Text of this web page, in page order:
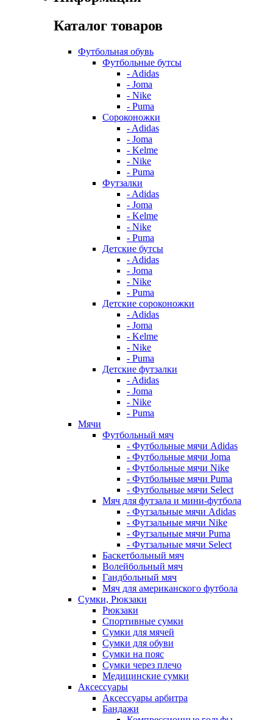
Каталог товаров
Футбольная обувь
Футбольные бутсы
- Adidas
- Joma
- Nike
- Puma
Сороконожки
- Adidas
- Joma
- Kelme
- Nike
- Puma
Футзалки
- Adidas
- Joma
- Kelme
- Nike
- Puma
Детские бутсы
- Adidas
- Joma
- Nike
- Puma
Детские сороконожки
- Adidas
- Joma
- Kelme
- Nike
- Puma
Детские футзалки
- Adidas
- Joma
- Nike
- Puma
Мячи
Футбольный мяч
- Футбольные мячи Adidas
- Футбольные мячи Joma
- Футбольные мячи Nike
- Футбольные мячи Puma
- Футбольные мячи Select
Мяч для футзала и мини-футбола
- Футзальные мячи Adidas
- Футзальные мячи Nike
- Футзальные мячи Puma
- Футзальные мячи Select
Баскетбольный мяч
Волейбольный мяч
Гандбольный мяч
Мяч для американского футбола
Сумки, Рюкзаки
Рюкзаки
Спортивные сумки
Сумки для мячей
Сумки для обуви
Сумки на пояс
Сумки через плечо
Медицинские сумки
Аксессуары
Аксессуары арбитра
Бандажи